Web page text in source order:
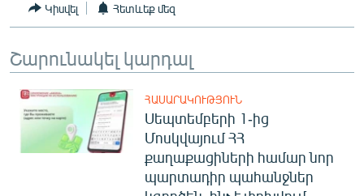
Կիսվել Հետևեք մեզ
Շարունակել կարդալ
ՀԱՍԱՐԱԿՈՒԹՅՈՒՆ
Սեպտեմբերի 1-ից
Մոսկվայում ՀՀ
քաղաքացիների համար նոր
պարտադիր պահանջներ